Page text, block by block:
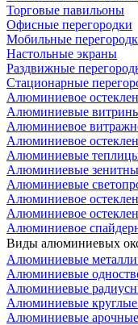
Торговые павильоны
Офисные перегородки
Мобильные
Настольные экраны
Раздвижные
Стационарные
Алюминиевое
Алюминиевые
Алюминиевое
Алюминиевое
Алюминиевые
Алюминиевые
Алюминиевые
Алюминиевое
Алюминиевое
Алюминиевое
Виды алюминиевых
Алюминиевые
Алюминиевые
Алюминиевые
Алюминиевые круглые
Алюминиевые